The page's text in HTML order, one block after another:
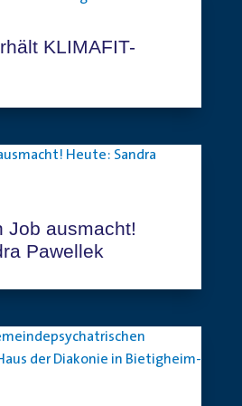
KLIMAFIT-
Job ausmacht!
Pawellek